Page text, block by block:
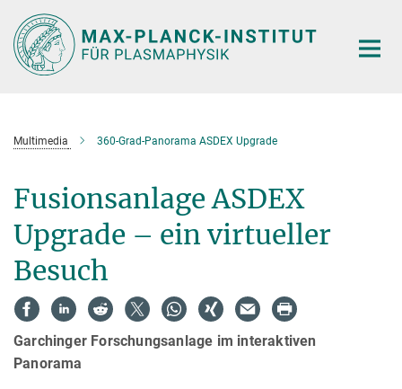
Hauptinhalt
Multimedia 360-Grad-Panorama ASDEX Upgrade
Fusionsanlage ASDEX
Upgrade – ein virtueller
Besuch
Garchinger Forschungsanlage im interaktiven
Panorama